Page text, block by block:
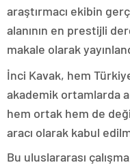
araştırmacı ekibin
alanının en prestijli
makale olarak
İnci Kavak, hem
akademik ortamlarda
hem ortak hem de
aracı olarak kabul
Bu uluslararası